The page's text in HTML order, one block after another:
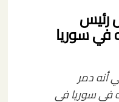
رئيس
في سوريا
أنه دمر
في سوريا في